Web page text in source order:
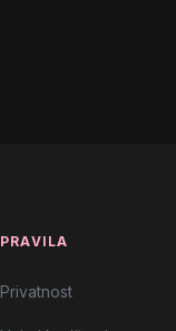
PRAVILA
Privatnost